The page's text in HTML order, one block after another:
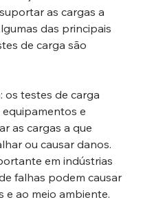
as cargas a
das principais
de carga são
os testes de carga
e
as cargas a que
ou causar danos.
em indústrias
falhas podem causar
e ao meio ambiente.